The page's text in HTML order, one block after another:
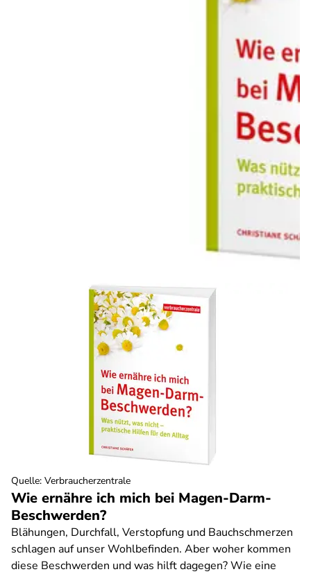
Wie ernähre ich mich bei Magen-Darm-
Beschwerden?
Blähungen, Durchfall, Verstopfung und Bauchschmerzen
schlagen auf unser Wohlbefinden. Aber woher kommen
diese Beschwerden und was hilft dagegen? Wie eine
Quelle: Verbraucherzentrale